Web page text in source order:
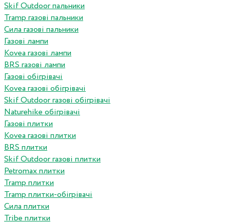
Skif Outdoor пальники
Tramp газові пальники
Сила газові пальники
Газові лампи
Kovea газові лампи
BRS газові лампи
Газові обігрівачі
Kovea газові обігрівачі
Skif Outdoor газові обігрівачі
Naturehike обігрівачі
Газові плитки
Kovea газові плитки
BRS плитки
Skif Outdoor газові плитки
Petromax плитки
Tramp плитки
Tramp плитки-обігрівачі
Сила плитки
Tribe плитки